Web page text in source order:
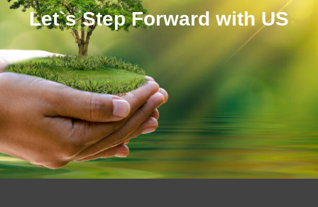
Let`s Step Forward with US